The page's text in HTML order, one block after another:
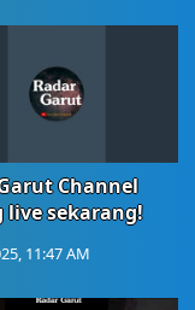
Channel
live sekarang!
11:47 AM